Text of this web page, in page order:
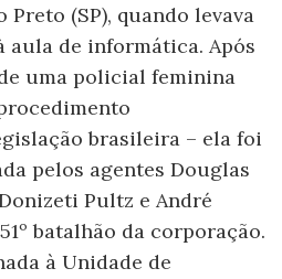
Preto (SP), quando levava
aula de informática. Após
uma policial feminina
brasileira – ela foi
pelos agentes Douglas
Pultz e André
batalhão da corporação.
à Unidade de